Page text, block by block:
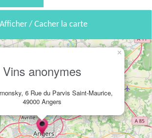
Afficher / Cacher la carte
Vins anonymes
6 Rue du Parvis Saint-Maurice,
49000 Angers
×